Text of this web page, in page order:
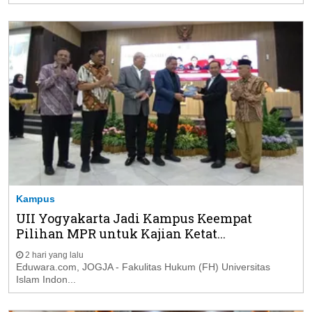
Kampus
UII Yogyakarta Jadi Kampus Keempat
Pilihan MPR untuk Kajian Ketat...
2 hari yang lalu
Eduwara.com, JOGJA - Fakulitas Hukum (FH) Universitas
Islam Indon...